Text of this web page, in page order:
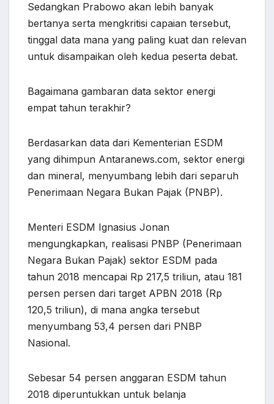
Sedangkan Prabowo akan lebih banyak
bertanya serta mengkritisi capaian tersebut,
tinggal data mana yang paling kuat dan relevan
untuk disampaikan oleh kedua peserta debat.
Bagaimana gambaran data sektor energi
empat tahun terakhir?
Berdasarkan data dari Kementerian ESDM
yang dihimpun Antaranews.com, sektor energi
dan mineral, menyumbang lebih dari separuh
Penerimaan Negara Bukan Pajak (PNBP).
Menteri ESDM Ignasius Jonan
mengungkapkan, realisasi PNBP (Penerimaan
Negara Bukan Pajak) sektor ESDM pada
tahun 2018 mencapai Rp 217,5 triliun, atau 181
persen persen dari target APBN 2018 (Rp
120,5 triliun), di mana angka tersebut
menyumbang 53,4 persen dari PNBP
Nasional.
Sebesar 54 persen anggaran ESDM tahun
2018 diperuntukkan untuk belanja